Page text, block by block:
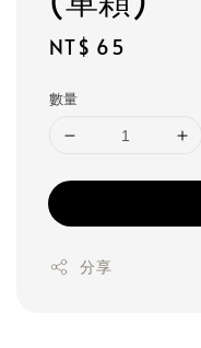
Regular
NT$ 65
數量
分享